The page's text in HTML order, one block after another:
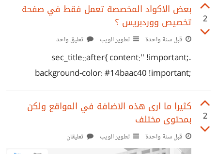
واستطيع انشاء مواقع متوسطة الحجم والجودة(أو ربما الجودة
احترافية ولكن ذلك يعتمد في الغالب على التصميم الأصلي)
ولكن لا اعتقد اني اقوم بالامر بالصورة الصحيحة .. قمت ببيع
موقع واحد بسيط بسعر 150$ وكان صاحب الموقع قد رفعه
على الاستضافة ونصب الووردبريس وحاول ان يبنيه ولكن لم
2
بعض الاكواد المخصصة تعمل فقط في صفحة
تخصيص ووردبريس ؟
قبل سنة واحدة تطوير الويب تعليق واحد
.sec_title::after{ content:'' !important;
background-color: #14baac40 !important;
border-radius:px !important; position:absolute
!important; top:80% !important; left:50%
!important; transform:translate(-50%,-50%)
!important; width:110% !important; z-index:-1
2
كثيرا ما ارى هذه الاضافة في المواقع ولكن
بمحتوى مختلف
قبل سنة واحدة تطوير الويب تعليقان